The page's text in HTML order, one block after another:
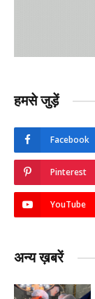
हमसे जुड़ें
Facebook
Pinterest
YouTube
अन्य ख़बरें